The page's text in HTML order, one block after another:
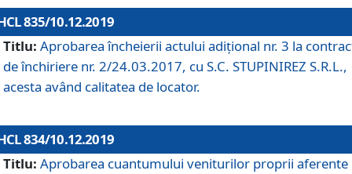
835/10.12.2019
Titlu: Aprobarea încheierii actului adițional nr. 3 la
de închiriere nr. 2/24.03.2017, cu S.C. STUPINIREZ S.R.L.,
acesta având calitatea de locator.
834/10.12.2019
Titlu: Aprobarea cuantumului veniturilor proprii aferente